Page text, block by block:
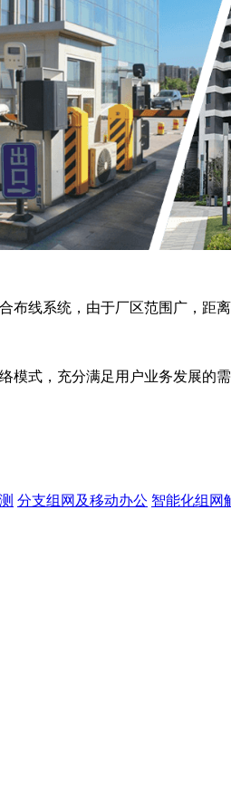
线系统，由于厂区范围广，距
式，充分满足用户业务发展的
分支组网及移动办公 智能化组网